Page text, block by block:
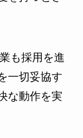
も採用を進
一切妥協す
な動作を実